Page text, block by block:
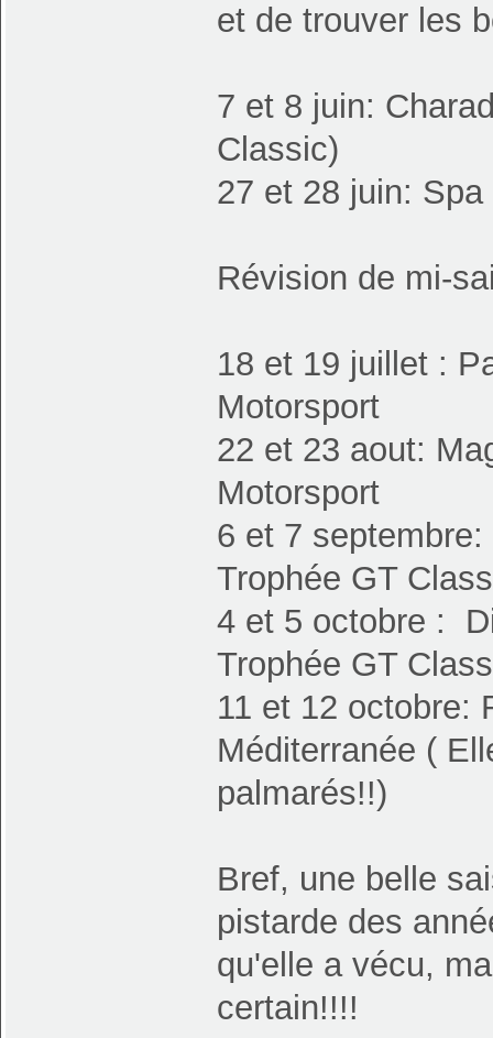
et de trouver les
7 et 8 juin:
Classic)
27 et 28 juin:
Révision de mi-
18 et 19 juillet :
Motorsport
22 et 23 aout:
Motorsport
6 et 7
Trophée GT
4 et 5 octobre :
Trophée GT
11 et 12 octobre:
Méditerranée (
palmarés!!)
Bref, une belle
pistarde des
qu'elle a vécu,
certain!!!!